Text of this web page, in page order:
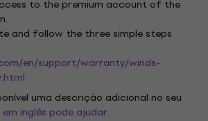
to the premium account of the
and follow the three simple steps
en/support/warranty/winds-
uma descrição adicional no seu
inglês pode ajudar.